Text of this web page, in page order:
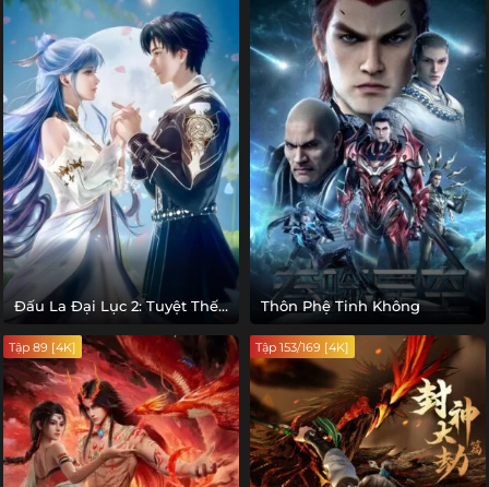
Đấu La Đại Lục 2: Tuyệt Thế
Đường Môn
Thôn Phệ Tinh Không
Tập 89 [4K] Tập 153/169 [4K]